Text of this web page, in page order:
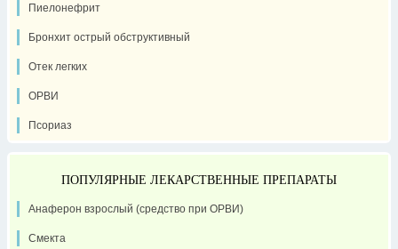
Пиелонефрит
Бронхит острый обструктивный
Отек легких
ОРВИ
Псориаз
ПОПУЛЯРНЫЕ ЛЕКАРСТВЕННЫЕ ПРЕПАРАТЫ
Анаферон взрослый (средство при ОРВИ)
Смекта